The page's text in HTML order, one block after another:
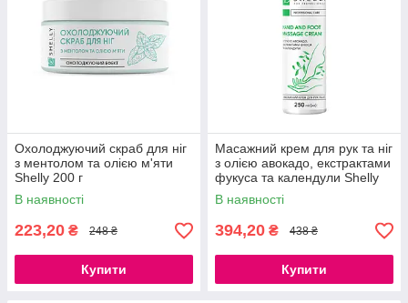
Охолоджуючий скраб для ніг
з ментолом та олією м'яти
Shelly 200 г
В наявності
223,20 ₴ 248 ₴
Купити
Масажний крем для рук та ніг
з олією авокадо, екстрактами
фукуса та календули Shelly
250 мл
В наявності
394,20 ₴ 438 ₴
Купити